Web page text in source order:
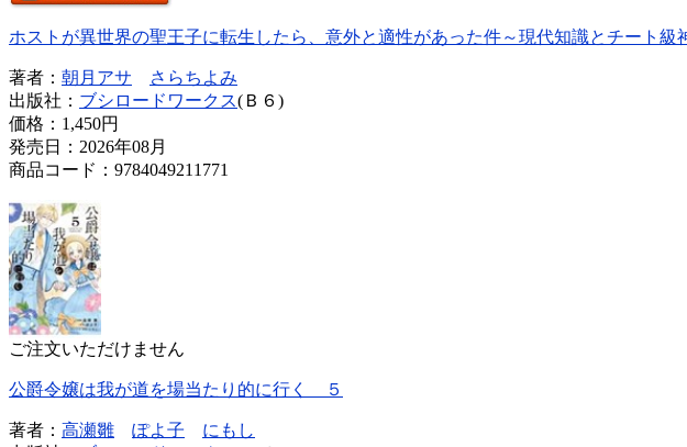
ホストが異世界の聖王子に転生したら、意外と適性があった件～現代知識とチート
著者： 朝月アサ
さらちよみ
出版社： ブシロードワークス(Ｂ６)
価格： 1,450円
発売日：2026年08月
商品コード：9784049211771
ご注文いただけません
公爵令嬢は我が道を場当たり的に行く ５
著者： 高瀬雛 ぽよ子
にもし